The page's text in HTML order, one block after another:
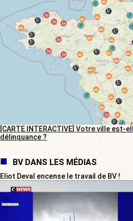
[CARTE INTERACTIVE] Votre ville est-
délinquance ?
BV DANS LES MÉDIAS
Eliot Deval encense le travail de BV !